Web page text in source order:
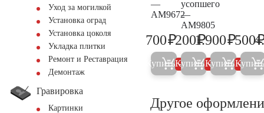
Уход за могилкой
Установка оград
Установка цоколя
Укладка плитки
Ремонт и Реставрация
Демонтаж
Гравировка
Картинки
—
AM9672
700
700₽
Купить 5%
усопшего
—
AM9805
200
200₽
Купить 5%
2.000
1.900₽
Купить 5%
500
Купить
Другое